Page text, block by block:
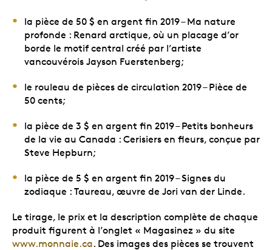
la pièce de 50 $ en argent fin 2019 – Ma nature
profonde : Renard arctique, où un placage d’or
borde le motif central créé par l’artiste
vancouvérois Jayson Fuerstenberg;
le rouleau de pièces de circulation 2019 – Pièce de
50 cents;
la pièce de 3 $ en argent fin 2019 – Petits bonheurs
de la vie au Canada : Cerisiers en fleurs, conçue par
Steve Hepburn;
la pièce de 5 $ en argent fin 2019 – Signes du
zodiaque : Taureau, œuvre de Jori van der Linde.
Le tirage, le prix et la description complète de chaque
produit figurent à l’onglet « Magasinez » du site
www.monnaie.ca. Des images des pièces se trouvent